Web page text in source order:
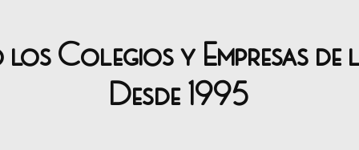
los Colegios y Empresas de
Desde 1995